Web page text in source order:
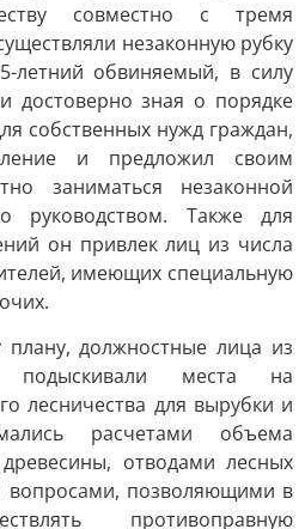
совместно с тремя
незаконную рубку
летний обвиняемый, в силу
достоверно зная о порядке
собственных нужд граждан,
и предложил своим
заниматься незаконной
руководством. Также для
он привлек лиц из числа
имеющих специальную
плану, должностные лица из
подыскивали места на
лесничества для вырубки и
расчетами объема
отводами лесных
вопросами, позволяющими в
противоправную